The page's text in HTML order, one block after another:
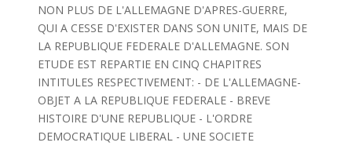
NON PLUS DE L'ALLEMAGNE D'APRES-GUERRE,
QUI A CESSE D'EXISTER DANS SON UNITE, MAIS DE
LA REPUBLIQUE FEDERALE D'ALLEMAGNE. SON
ETUDE EST REPARTIE EN CINQ CHAPITRES
INTITULES RESPECTIVEMENT: - DE L'ALLEMAGNE-
OBJET A LA REPUBLIQUE FEDERALE - BREVE
HISTOIRE D'UNE REPUBLIQUE - L'ORDRE
DEMOCRATIQUE LIBERAL - UNE SOCIETE